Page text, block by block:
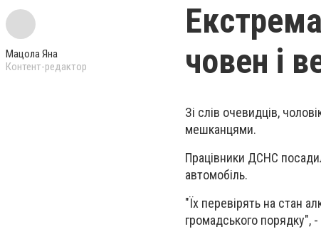
Мацола Яна
Контент-редактор
човен і
Зі слів очевидців,
мешканцями.
Працівники ДСНС
автомобіль.
"Їх перевірять на стан
громадського порядку",